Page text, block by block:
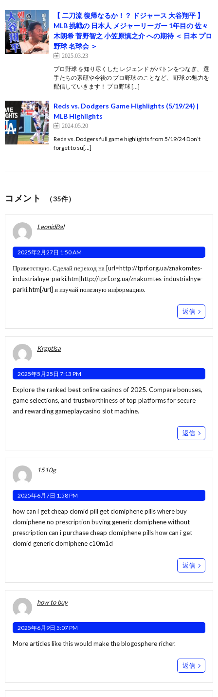
【 二刀流 復帰なるか！？ ドジャース 大谷翔平 】
MLB 挑戦の 日本人 メジャーリーガー 1年目の 佐々
木朗希 菅野智之 小笠原慎之介 への期待 ＜ 日本 プロ
野球 名球会 ＞
2025.03.23
プロ野球 を知り尽くした レジェンド がバトンをつなぎ、 選
手たちの素顔や今後の プロ野球 のことなど、 野球 の魅力を
配信していきます！ プロ野球 […]
Reds vs. Dodgers Game Highlights (5/19/24) |
MLB Highlights
2024.05.20
Reds vs. Dodgers full game highlights from 5/19/24 Don’t
forget to su[…]
コメント （35件）
LeonidBal
2025年2月27日 1:50 AM
Приветствую. Сделай переход на [url=http://tprf.org.ua/znakomtes-
industrialnye-parki.htm]http://tprf.org.ua/znakomtes-industrialnye-
parki.htm[/url] и изучай полезную информацию.
返信
Krgptlsa
2025年5月25日 7:13 PM
Explore the ranked best online casinos of 2025. Compare bonuses,
game selections, and trustworthiness of top platforms for secure
and rewarding gameplaycasino slot machine.
返信
1510g
2025年6月7日 1:58 PM
how can i get cheap clomid pill get clomiphene pills where buy
clomiphene no prescription buying generic clomiphene without
prescription can i purchase cheap clomiphene pills how can i get
clomid generic clomiphene c10m1d
返信
how to buy
2025年6月9日 5:07 PM
More articles like this would make the blogosphere richer.
返信